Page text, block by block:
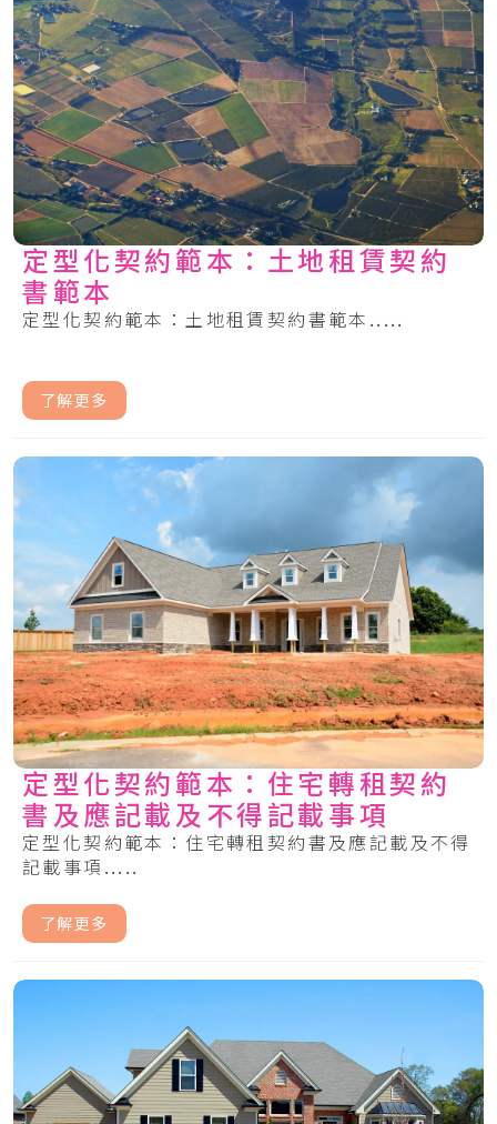
定型化契約範本：土地租賃契約
書範本
定型化契約範本：土地租賃契約書範本.....
了解更多
定型化契約範本：住宅轉租契約
書及應記載及不得記載事項
定型化契約範本：住宅轉租契約書及應記載及不得
記載事項.....
了解更多